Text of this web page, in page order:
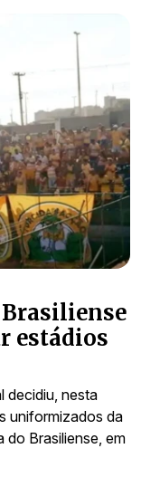
estádios
decidiu, nesta
uniformizados da
do Brasiliense, em